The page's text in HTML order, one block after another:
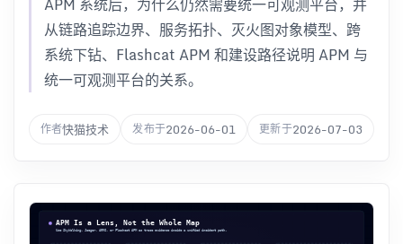
从链路追踪边界、服务拓扑、灭火图对象模型、跨
系统下钻、Flashcat APM 和建设路径说明 APM 与
统一可观测平台的关系。
作者快猫技术 发布于2026-06-01 更新于2026-07-03